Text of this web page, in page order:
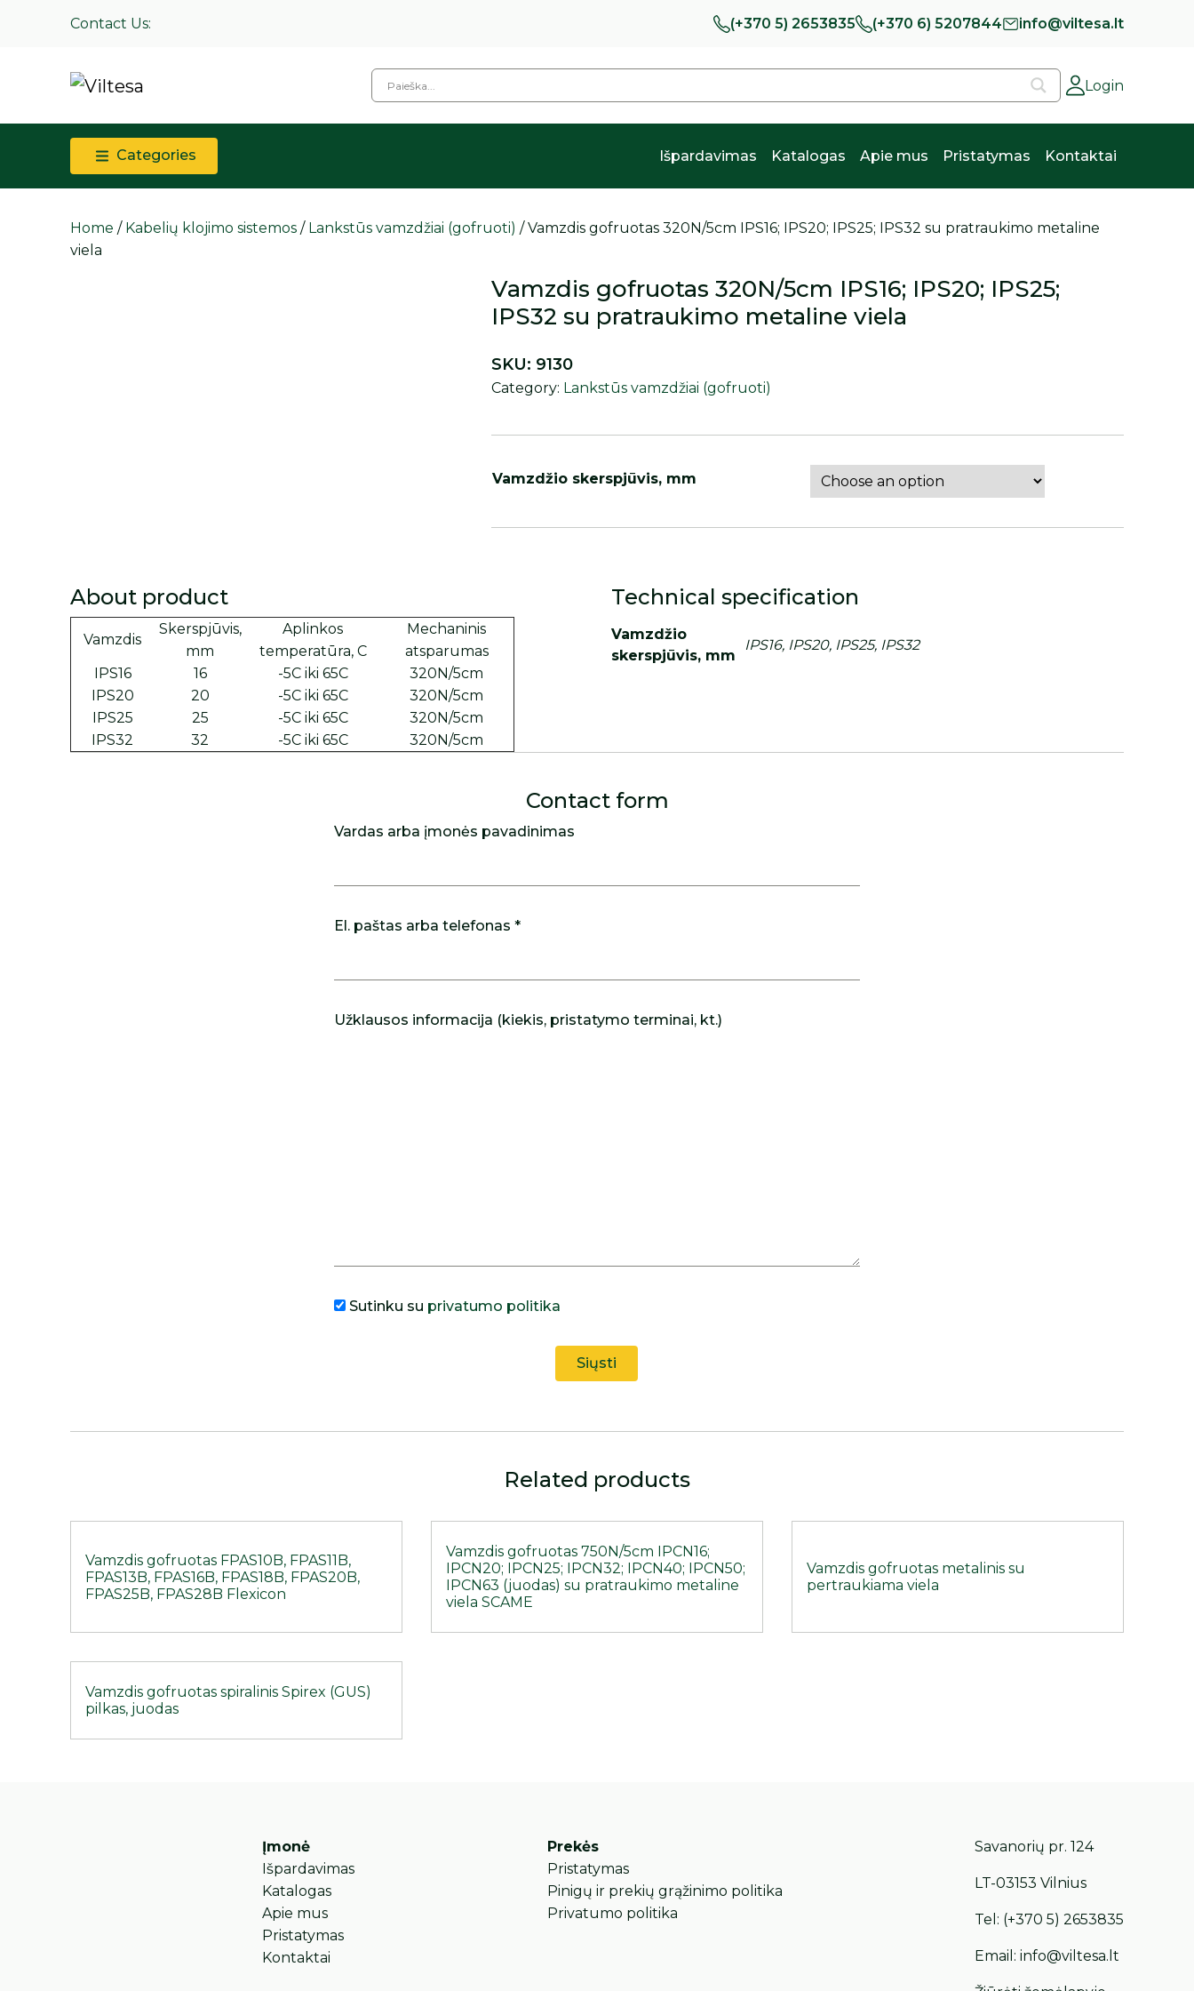
Contact Us: (+370 5) 2653835 (+370 6) 5207844 info@viltesa.lt
Login
Categories Išpardavimas Katalogas Apie mus Pristatymas Kontaktai
Home / Kabelių klojimo sistemos / Lankstūs vamzdžiai (gofruoti) / Vamzdis gofruotas 320N/5cm IPS16; IPS20; IPS25; IPS32 su pratraukimo metaline
viela
Vamzdis gofruotas 320N/5cm IPS16; IPS20; IPS25;
IPS32 su pratraukimo metaline viela
Vamzdžio skerspjūvis, mm
SKU: 9130
Category: Lankstūs vamzdžiai (gofruoti)
About product
Vamzdis
Skerspjūvis,
mm
Aplinkos
temperatūra, C
Mechaninis
atsparumas
IPS16
16 -5C iki 65C
320N/5cm
IPS20
20 -5C iki 65C
320N/5cm
IPS25
25 -5C iki 65C
320N/5cm
IPS32
32 -5C iki 65C 320N/5cm
Technical specification
Vamzdžio
skerspjūvis, mm
IPS16, IPS20, IPS25, IPS32
Contact form
Vardas arba įmonės pavadinimas
El. paštas arba telefonas *
Užklausos informacija (kiekis, pristatymo terminai, kt.)
Sutinku su privatumo politika
Related products
Vamzdis gofruotas FPAS10B, FPAS11B,
FPAS13B, FPAS16B, FPAS18B, FPAS20B,
FPAS25B, FPAS28B Flexicon
Vamzdis gofruotas 750N/5cm IPCN16;
IPCN20; IPCN25; IPCN32; IPCN40; IPCN50;
IPCN63 (juodas) su pratraukimo metaline
viela SCAME
Vamzdis gofruotas metalinis su
pertraukiama viela
Vamzdis gofruotas spiralinis Spirex (GUS)
pilkas, juodas
Įmonė
Išpardavimas
Katalogas
Apie mus
Pristatymas
Kontaktai
Prekės
Pristatymas
Pinigų ir prekių grąžinimo politika
Privatumo politika
Savanorių pr. 124
LT-03153 Vilnius
Tel: (+370 5) 2653835
Email: info@viltesa.lt